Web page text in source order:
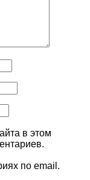
в этом
по email.